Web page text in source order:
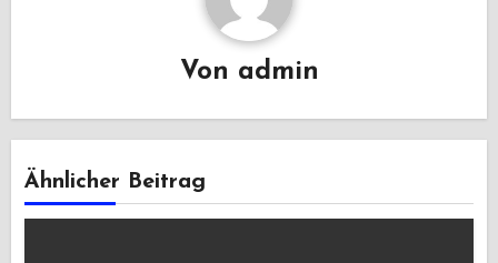
Von admin
Ähnlicher Beitrag